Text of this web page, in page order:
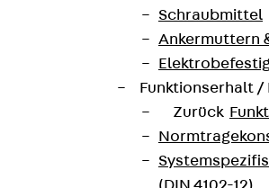
Schraubmittel
Ankermuttern
Funktionserhalt
Zurück